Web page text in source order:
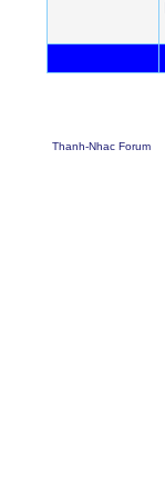
Thanh-Nhac Forum